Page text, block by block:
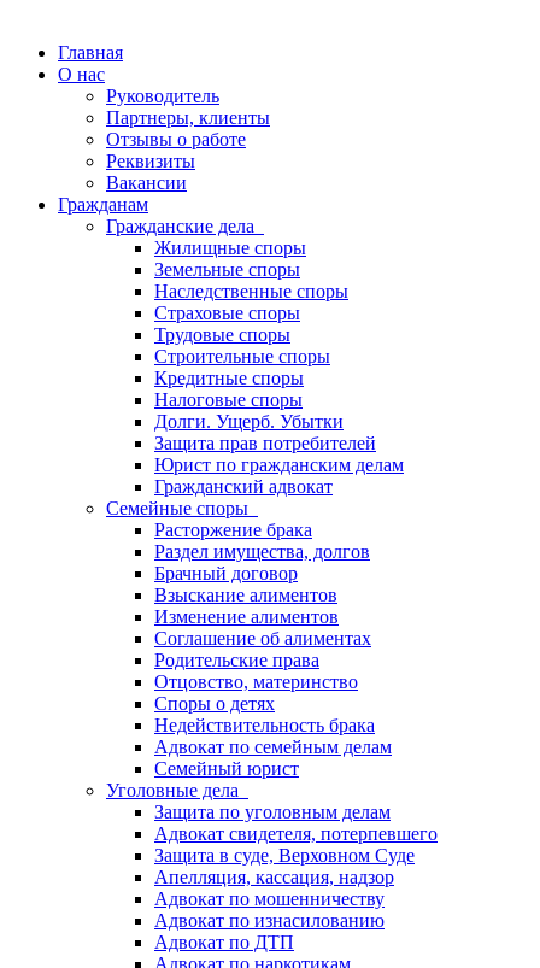
Главная
О нас
Руководитель
Партнеры, клиенты
Отзывы о работе
Реквизиты
Вакансии
Гражданам
Гражданские дела
Жилищные споры
Земельные споры
Наследственные споры
Страховые споры
Трудовые споры
Строительные споры
Кредитные споры
Налоговые споры
Долги. Ущерб. Убытки
Защита прав потребителей
Юрист по гражданским делам
Гражданский адвокат
Семейные споры
Расторжение брака
Раздел имущества, долгов
Брачный договор
Взыскание алиментов
Изменение алиментов
Соглашение об алиментах
Родительские права
Отцовство, материнство
Споры о детях
Недействительность брака
Адвокат по семейным делам
Семейный юрист
Уголовные дела
Защита по уголовным делам
Адвокат свидетеля, потерпевшего
Защита в суде, Верховном Суде
Апелляция, кассация, надзор
Адвокат по мошенничеству
Адвокат по изнасилованию
Адвокат по ДТП
Адвокат по наркотикам